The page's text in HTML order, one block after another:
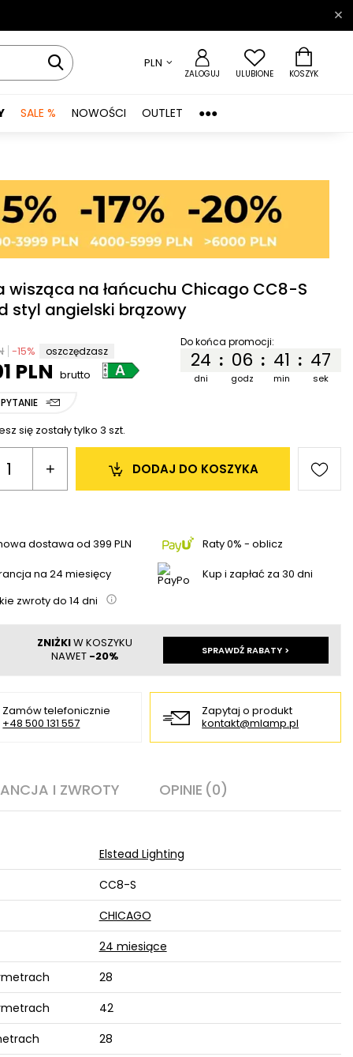
PLN
ZALOGUJ ULUBIONE KOSZYK
SALE % NOWOŚCI OUTLET ●●●
wisząca na łańcuchu Chicago CC8-S
styl angielski brązowy
-15% oszczędzasz
PLN brutto
Do końca promocji:
:
dni
24 :
godz
06 :
min
41
sek
46
się zostały tylko 3 szt.
+ DO KOSZYKA
dostawa od399 PLN
Raty 0% - oblicz
na 24 miesięcy
Kup i zapłać za 30 dni
zwroty do 14 dni
ZNIŻKIW KOSZYKU
NAWET -20% SPRAWDŹ RABATY >
Zamów telefonicznie
+48 500 131 557
Zapytaj o produkt
kontakt@mlamp.pl
I ZWROTY OPINIE (0)
Elstead Lighting
CC8-S
CHICAGO
24 miesiące
28
42
28